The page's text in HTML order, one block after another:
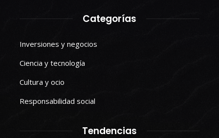
Categorías
Inversiones y negocios
Ciencia y tecnología
Cultura y ocio
Responsabilidad social
Tendencias